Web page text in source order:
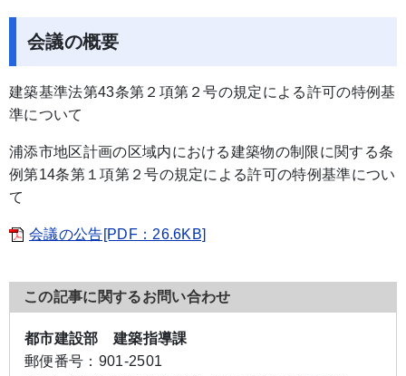
会議の概要
建築基準法第43条第２項第２号の規定による許可の特例基
準について
浦添市地区計画の区域内における建築物の制限に関する条
例第14条第１項第２号の規定による許可の特例基準につい
て
会議の公告[PDF：26.6KB]
この記事に関するお問い合わせ
都市建設部 建築指導課
郵便番号： 901-2501